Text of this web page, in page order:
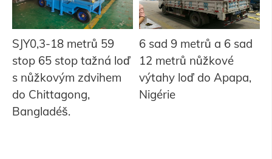
SJY0,3-18 metrů 59
stop 65 stop tažná loď
s nůžkovým zdvihem
do Chittagong,
Bangladéš.
6 sad 9 metrů a 6 sad
12 metrů nůžkové
výtahy loď do Apapa,
Nigérie